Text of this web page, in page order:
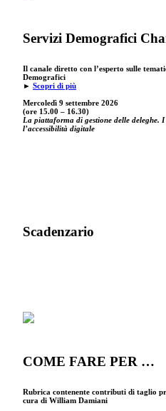
Servizi Demografici
Il canale diretto con l’esperto sulle
Demografici
► Scopri di più
Mercoledì 9 settembre 2026
(ore 15.00 – 16.30)
La piattaforma di gestione delle deleghe.
l’accessibilità digitale
Scadenzario
COME FARE PER …
Rubrica contenente contributi di taglio
cura di William Damiani